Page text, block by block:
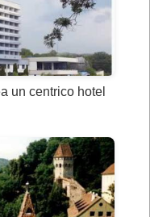
un centrico hotel